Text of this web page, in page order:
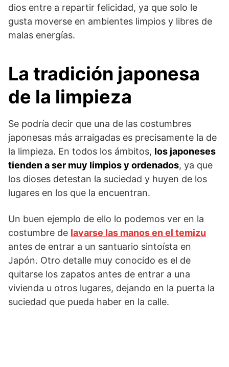
dios entre a repartir felicidad, ya que solo le
gusta moverse en ambientes limpios y libres de
malas energías.
La tradición japonesa
de la limpieza
Se podría decir que una de las costumbres
japonesas más arraigadas es precisamente la de
la limpieza. En todos los ámbitos, los japoneses
tienden a ser muy limpios y ordenados, ya que
los dioses detestan la suciedad y huyen de los
lugares en los que la encuentran.
Un buen ejemplo de ello lo podemos ver en la
costumbre de lavarse las manos en el temizu
antes de entrar a un santuario sintoísta en
Japón. Otro detalle muy conocido es el de
quitarse los zapatos antes de entrar a una
vivienda u otros lugares, dejando en la puerta la
suciedad que pueda haber en la calle.